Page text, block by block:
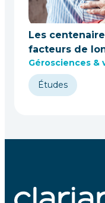
Les
facteurs de
Gérosciences &
Études